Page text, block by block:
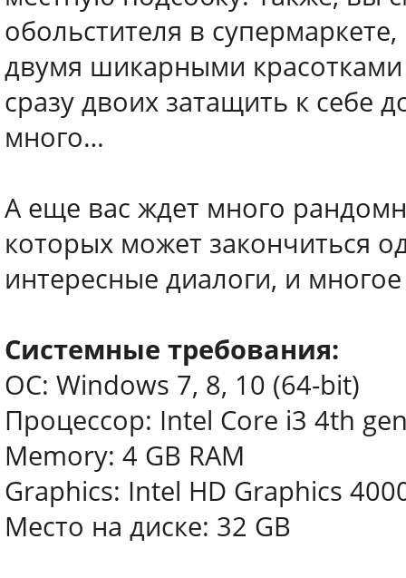
обольстителя в
двумя шикарными
сразу двоих затащить к себе
много…
А еще вас ждет много
которых может закончиться
интересные диалоги, и
Системные требования:
ОС: Windows 7, 8, 10 (64-bit)
Процессор: Intel Core i3 4th
Memory: 4 GB RAM
Graphics: Intel HD Graphics
Место на диске: 32 GB